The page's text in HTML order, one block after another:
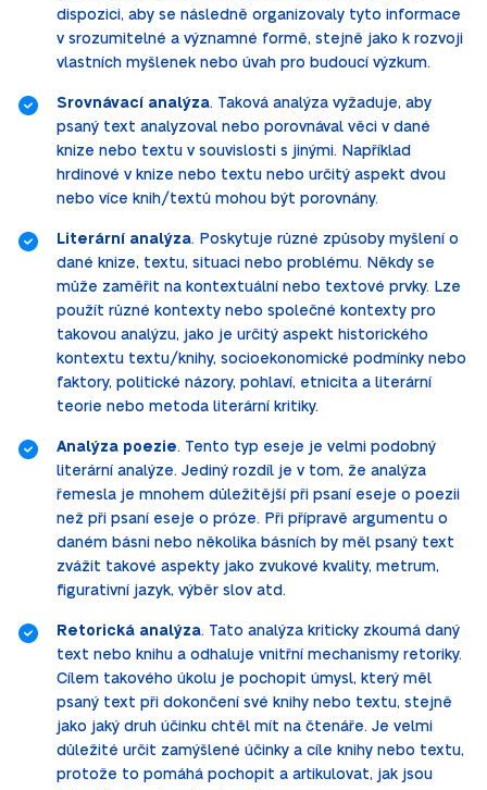
dispozici, aby se následně organizovaly tyto informace
v srozumitelné a významné formě, stejně jako k rozvoji
vlastních myšlenek nebo úvah pro budoucí výzkum.
Srovnávací analýza. Taková analýza vyžaduje, aby
psaný text analyzoval nebo porovnával věci v dané
knize nebo textu v souvislosti s jinými. Například
hrdinové v knize nebo textu nebo určitý aspekt dvou
nebo více knih/textů mohou být porovnány.
Literární analýza. Poskytuje různé způsoby myšlení o
dané knize, textu, situaci nebo problému. Někdy se
může zaměřit na kontextuální nebo textové prvky. Lze
použít různé kontexty nebo společné kontexty pro
takovou analýzu, jako je určitý aspekt historického
kontextu textu/knihy, socioekonomické podmínky nebo
faktory, politické názory, pohlaví, etnicita a literární
teorie nebo metoda literární kritiky.
Analýza poezie. Tento typ eseje je velmi podobný
literární analýze. Jediný rozdíl je v tom, že analýza
řemesla je mnohem důležitější při psaní eseje o poezii
než při psaní eseje o próze. Při přípravě argumentu o
daném básni nebo několika básních by měl psaný text
zvážit takové aspekty jako zvukové kvality, metrum,
figurativní jazyk, výběr slov atd.
Retorická analýza. Tato analýza kriticky zkoumá daný
text nebo knihu a odhaluje vnitřní mechanismy retoriky.
Cílem takového úkolu je pochopit úmysl, který měl
psaný text při dokončení své knihy nebo textu, stejně
jako jaký druh účinku chtěl mít na čtenáře. Je velmi
důležité určit zamýšlené účinky a cíle knihy nebo textu,
protože to pomáhá pochopit a artikulovat, jak jsou